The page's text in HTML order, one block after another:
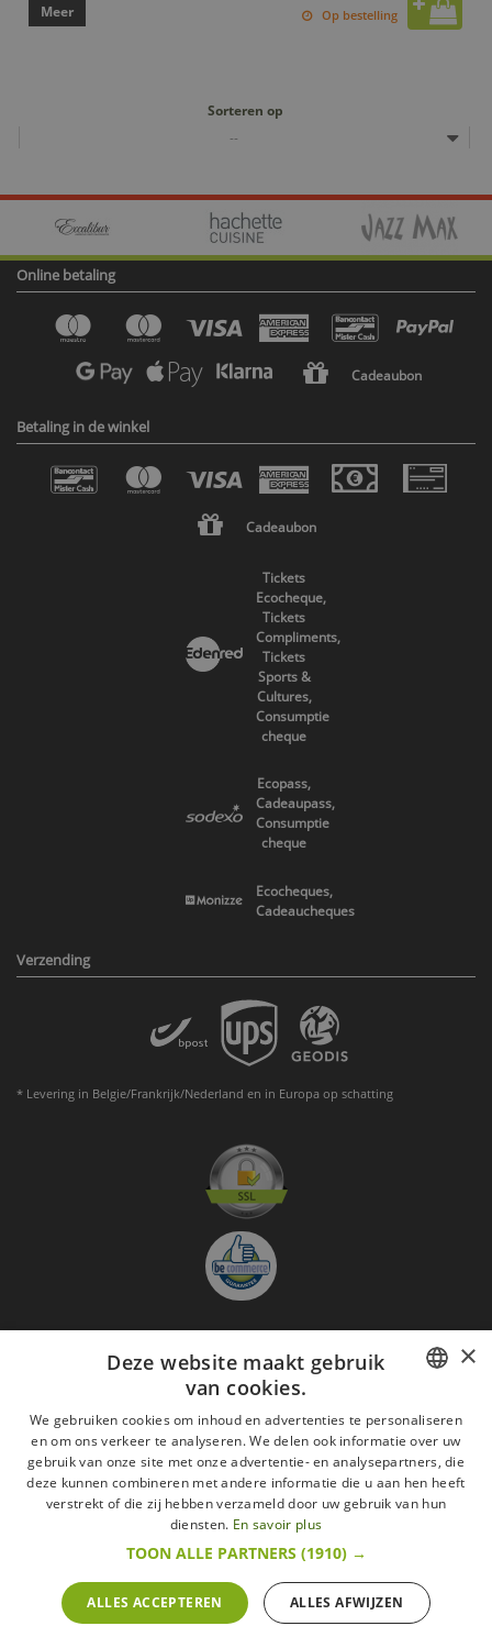
Meer Op bestelling
Sorteren op
--
Online betaling
Cadeaubon
Betaling in de winkel
Cadeaubon
Tickets
Ecocheque,
Tickets
Compliments,
Tickets
Sports &
Cultures,
Consumptie
cheque
Ecopass,
Cadeaupass,
Consumptie
cheque
Ecocheques,
Cadeaucheques
Verzending
* Levering in Belgie/Frankrijk/Nederland en in Europa op schatting
Aanmelden nieuwsbrief
GO
Ik ga akkoord metde Wettelijke vermeldingen
Alle merken
Algemene verkoopsvoorwaarden
Wettelijke vermeldingen
withdrawal rights
Veelgestelde vragen
Alle rechten voorbehouden ©2015 Les Secrets du Chef/Alle prijzen op deze website
zijn met alle belastingen inbegrepen.
De Belgische wetgeving van 6 april 2010 geeft de consument het recht om binnen 14
werkdagen op een aankoop terug te komen.
FRENCH
ENGLISH
×
Deze website maakt gebruik
van cookies.
We gebruiken cookies om inhoud en advertenties te personaliseren
en om ons verkeer te analyseren. We delen ook informatie over uw
gebruik van onze site met onze advertentie- en analysepartners, die
deze kunnen combineren met andere informatie die u aan hen heeft
verstrekt of die zij hebben verzameld door uw gebruik van hun
diensten. En savoir plus
TOON ALLE PARTNERS (1910) →
ALLES ACCEPTEREN ALLES AFWIJZEN